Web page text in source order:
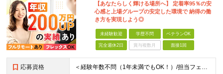
【あなたらしく輝ける場所へ】 定着率95％の安
心感と上場グループの安定した環境で 納得の働
き方を実現しよう◎
未経験歓迎 学歴不問 ベテランOK
完全週休2日 賞与複数月 面接1回
応募資格 ＜経験年数不問（1年未満でもOK！）/担当フェーズ不問/ブランクOK＞ ◆開発またはインフラに携わった経験がある方（業界・経験年数不問） ◆学歴不問 ＼＼まずは気軽にご応募ください！／／ ★研修明